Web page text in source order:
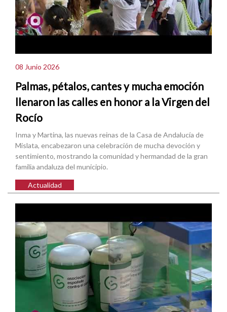
08 Junio 2026
Palmas, pétalos, cantes y mucha emoción
llenaron las calles en honor a la Virgen del
Rocío
Inma y Martina, las nuevas reinas de la Casa de Andalucía de
Mislata, encabezaron una celebración de mucha devoción y
sentimiento, mostrando la comunidad y hermandad de la gran
familia andaluza del municipio.
Actualidad